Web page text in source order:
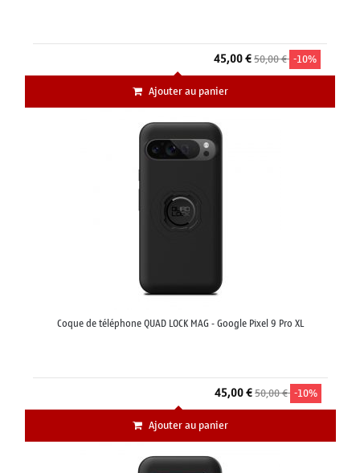
45,00 €50,00 € -10%
Ajouter au panier
Coque de téléphone QUAD LOCK MAG - Google Pixel 9 Pro XL
45,00 €50,00 € -10%
Ajouter au panier